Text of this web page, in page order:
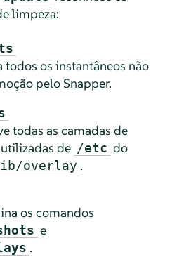
limpeza:
os instantâneos não
pelo Snapper.
todas as camadas de
de /etc do
overlay .
os comandos
e
.